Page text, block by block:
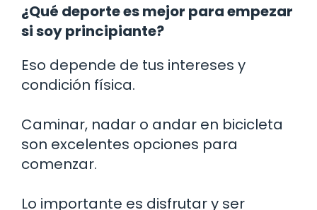
¿Qué deporte es mejor para empezar
si soy principiante?
Eso depende de tus intereses y
condición física.
Caminar, nadar o andar en bicicleta
son excelentes opciones para
comenzar.
Lo importante es disfrutar y ser